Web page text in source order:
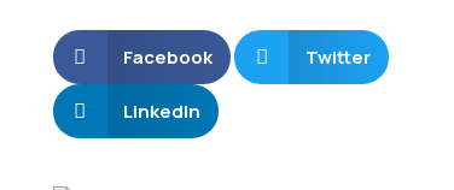
Facebook Twitter
LinkedIn